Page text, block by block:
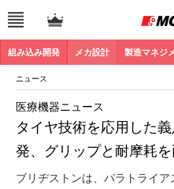
組み込み開発 メカ設計 製造マネジ
ニュース
タイヤ技術を応用した
発、グリップと耐摩耗
医療機器ニュース
ブリヂストンは、パラトライ